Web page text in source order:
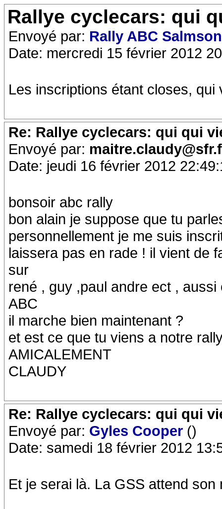
Rallye cyclecars: qui
Envoyé par: Rally ABC
Date: mercredi 15 février 2012
Les inscriptions étant closes, qui
Re: Rallye cyclecars: qui qui
Envoyé par:
Date: jeudi 16 février 2012
bonsoir abc rally
bon alain je suppose que tu
personnellement je me suis
laissera pas en rade ! il vient de
sur
rené , guy ,paul andre ect ,
ABC
il marche bien maintenant ?
et est ce que tu viens a notre
AMICALEMENT
CLAUDY
Re: Rallye cyclecars: qui qui
Envoyé par: Gyles Cooper ()
Date: samedi 18 février 2012
Et je serai là. La GSS attend